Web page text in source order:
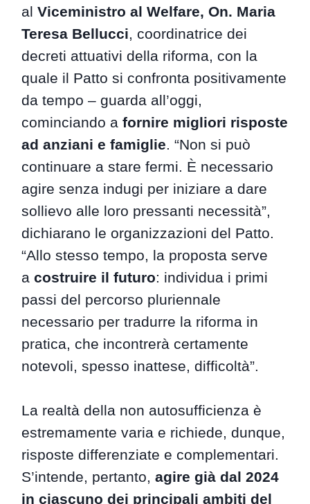
alViceministro al Welfare, On. Maria
Teresa Bellucci , coordinatrice dei
decreti attuativi della riforma, con la
quale il Patto si confronta positivamente
da tempo – guarda all’oggi,
cominciando afornire migliori risposte
ad anziani e famiglie . “Non si può
continuare a stare fermi. È necessario
agire senza indugi per iniziare a dare
sollievo alle loro pressanti necessità”,
dichiarano le organizzazioni del Patto.
“Allo stesso tempo, la proposta serve
acostruire il futuro: individua i primi
passi del percorso pluriennale
necessario per tradurre la riforma in
pratica, che incontrerà certamente
notevoli, spesso inattese, difficoltà”.
La realtà della non autosufficienza è
estremamente varia e richiede, dunque,
risposte differenziate e complementari.
S’intende, pertanto,agire già dal 2024
in ciascuno dei principali ambiti del